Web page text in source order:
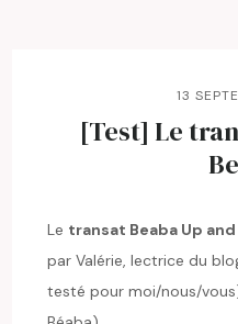
13
[Test] Le
Le transat Beaba Up and
par Valérie, lectrice du
testé pour moi/nous/